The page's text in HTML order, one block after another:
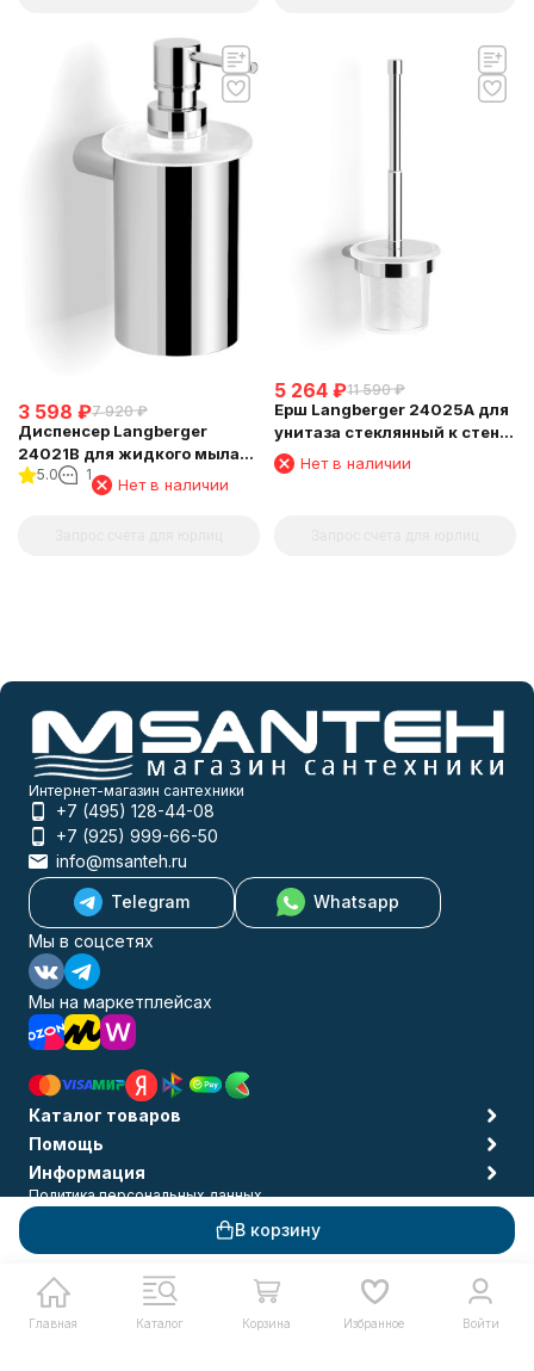
В корзину
3 598 ₽7 920 ₽
Диспенсер Langberger
24021B для жидкого мыла
хромированный к стене
5.0 1
Нет в наличии
5 264 ₽11 590 ₽
Ерш Langberger 24025A для
унитаза стеклянный к стене
круглый
Нет в наличии
Главная Каталог Корзина Избранное Войти
Интернет-магазин сантехники
+7 (495) 128-44-08
+7 (925) 999-66-50
info@msanteh.ru
Telegram
Whatsapp
Мы в соцсетях
Мы на маркетплейсах
Каталог товаров
Помощь
Информация
Политика персональных данных
© 2009-2026 MSANTEH